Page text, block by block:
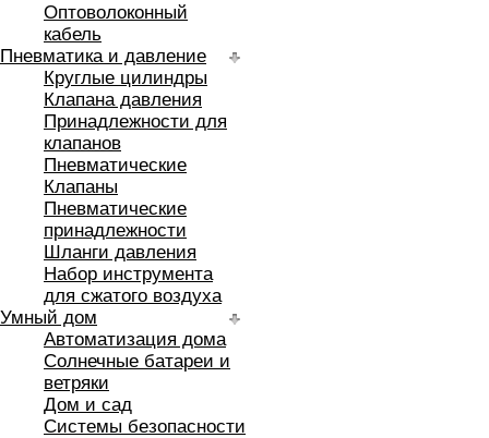
Оптоволоконный
кабель
Пневматика и давление
Круглые цилиндры
Клапана давления
Принадлежности для
клапанов
Пневматические
Клапаны
Пневматические
принадлежности
Шланги давления
Набор инструмента
для сжатого воздуха
Умный дом
Автоматизация дома
Солнечные батареи и
ветряки
Дом и сад
Системы безопасности